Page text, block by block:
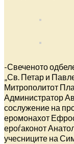
-Свеченото
„Св. Петар и
Митрополитот
Администратор
сослужение на
еромонахот
ероѓаконот
учесниците на